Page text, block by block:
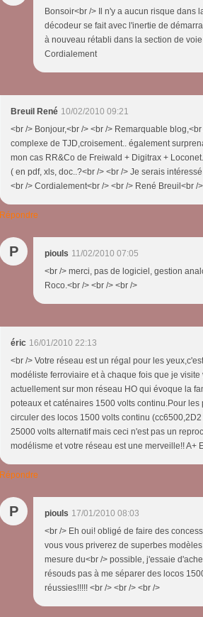
Bonsoir<br /> Il n'y a aucun risque dans
décodeur se fait avec l'inertie de
à nouveau rétabli dans la section de
Cordialement
Breuil René 10/02/2010 09:21
<br /> Bonjour,<br /> <br /> Remarquable
complexe de TJD,croisement.. également
mon cas RR&Co de Freiwald + Digitrax +
( en pdf, xls, doc..?<br /> <br /> Je serais
<br /> Cordialement<br /> <br /> René Breuil<br /
Répondre
P piouls 11/02/2010 07:05
<br /> merci, pas de logiciel, gestion
Roco.<br /> <br /> <br />
éric 16/01/2010 22:13
<br /> Votre réseau est un régal pour les
modéliste ferroviaire et à chaque fois que je
actuellement sur mon réseau HO qui évoque la
poteaux et caténaires 1500 volts continu.Pour
circuler des locos 1500 volts continu
25000 volts alternatif mais ceci n'est pas un
modélisme et votre réseau est une merveille!! A+
Répondre
P piouls 17/01/2010 08:03
<br /> Eh oui! obligé de faire des
vous vous priverez de superbes
mesure du<br /> possible, j'essaie
résouds pas à me séparer des locos
réussies!!!!! <br /> <br /> <br />